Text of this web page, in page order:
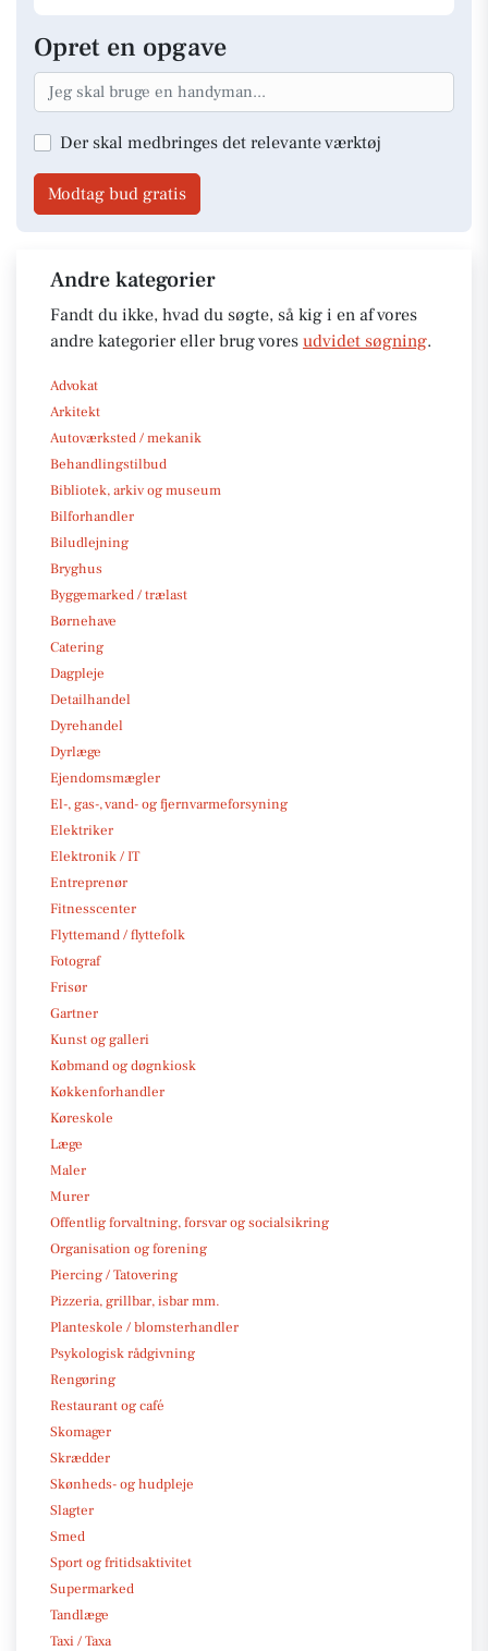
Opret en opgave
Der skal medbringes det relevante værktøj
Modtag bud gratis
Andre kategorier
Fandt du ikke, hvad du søgte, så kig i en af vores
andre kategorier eller brug vores udvidet søgning.
Advokat
Arkitekt
Autoværksted / mekanik
Behandlingstilbud
Bibliotek, arkiv og museum
Bilforhandler
Biludlejning
Bryghus
Byggemarked / trælast
Børnehave
Catering
Dagpleje
Detailhandel
Dyrehandel
Dyrlæge
Ejendomsmægler
El-, gas-, vand- og fjernvarmeforsyning
Elektriker
Elektronik / IT
Entreprenør
Fitnesscenter
Flyttemand / flyttefolk
Fotograf
Frisør
Gartner
Kunst og galleri
Købmand og døgnkiosk
Køkkenforhandler
Køreskole
Læge
Maler
Murer
Offentlig forvaltning, forsvar og socialsikring
Organisation og forening
Piercing / Tatovering
Pizzeria, grillbar, isbar mm.
Planteskole / blomsterhandler
Psykologisk rådgivning
Rengøring
Restaurant og café
Skomager
Skrædder
Skønheds- og hudpleje
Slagter
Smed
Sport og fritidsaktivitet
Supermarked
Tandlæge
Taxi / Taxa